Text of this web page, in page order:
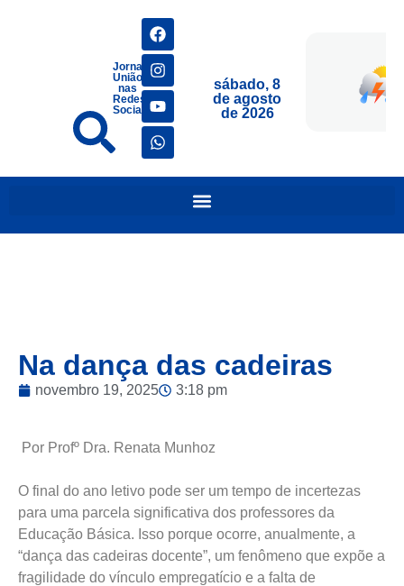
Jornais
União
nas
Redes
Sociais
sábado, 8
de agosto
de 2026
Na dança das cadeiras
novembro 19, 2025 3:18 pm
Por Profº Dra. Renata Munhoz
O final do ano letivo pode ser um tempo de incertezas
para uma parcela significativa dos professores da
Educação Básica. Isso porque ocorre, anualmente, a
“dança das cadeiras docente”, um fenômeno que expõe a
fragilidade do vínculo empregatício e a falta de